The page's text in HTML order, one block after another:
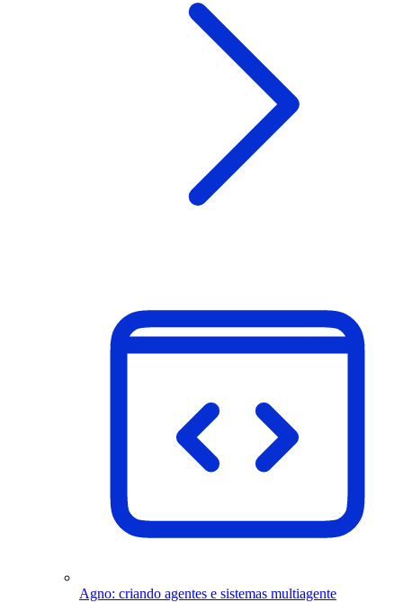
Agno: criando agentes e sistemas multiagente